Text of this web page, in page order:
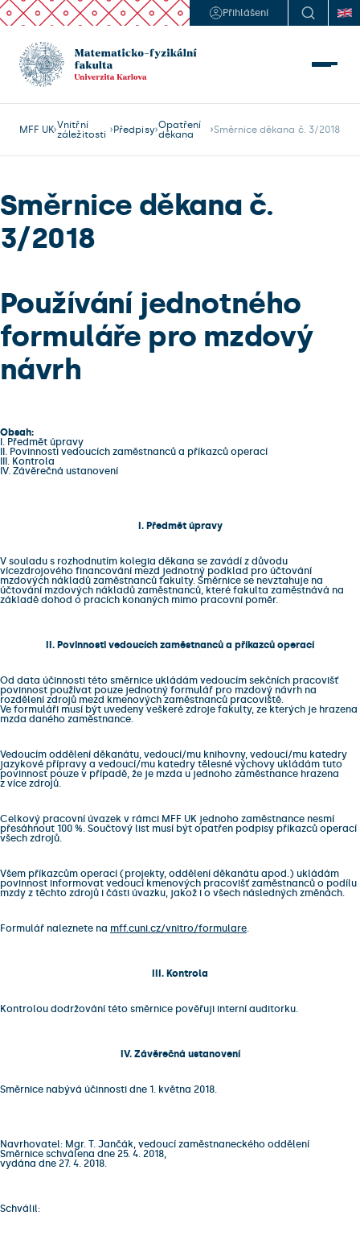
Přihlášení
MFF UK Vnitřní
záležitosti
Předpisy Opatření
děkana
Směrnice děkana č. 3/2018
Směrnice děkana č.
3/2018
Používání jednotného
formuláře pro mzdový
návrh
Obsah:
I. Předmět úpravy
II. Povinnosti vedoucích zaměstnanců a příkazců operací
III. Kontrola
IV. Závěrečná ustanovení
I. Předmět úpravy
V souladu s rozhodnutím kolegia děkana se zavádí z důvodu
vícezdrojového financování mezd jednotný podklad pro účtování
mzdových nákladů zaměstnanců fakulty. Směrnice se nevztahuje na
účtování mzdových nákladů zaměstnanců, které fakulta zaměstnává na
základě dohod o pracích konaných mimo pracovní poměr.
II. Povinnosti vedoucích zaměstnanců a příkazců operací
Od data účinnosti této směrnice ukládám vedoucím sekčních pracovišť
povinnost používat pouze jednotný formulář pro mzdový návrh na
rozdělení zdrojů mezd kmenových zaměstnanců pracoviště.
Ve formuláři musí být uvedeny veškeré zdroje fakulty, ze kterých je hrazena
mzda daného zaměstnance.
Vedoucím oddělení děkanátu, vedoucí/mu knihovny, vedoucí/mu katedry
jazykové přípravy a vedoucí/mu katedry tělesné výchovy ukládám tuto
povinnost pouze v případě, že je mzda u jednoho zaměstnance hrazena
z více zdrojů.
Celkový pracovní úvazek v rámci MFF UK jednoho zaměstnance nesmí
přesáhnout 100 %. Součtový list musí být opatřen podpisy příkazců operací
všech zdrojů.
Všem příkazcům operací (projekty, oddělení děkanátu apod.) ukládám
povinnost informovat vedoucí kmenových pracovišť zaměstnanců o podílu
mzdy z těchto zdrojů i části úvazku, jakož i o všech následných změnách.
Formulář naleznete na mff.cuni.cz/vnitro/formulare.
III. Kontrola
Kontrolou dodržování této směrnice pověřuji interní auditorku.
IV. Závěrečná ustanovení
Směrnice nabývá účinnosti dne 1. května 2018.
Navrhovatel: Mgr. T. Jančák, vedoucí zaměstnaneckého oddělení
Směrnice schválena dne 25. 4. 2018,
vydána dne 27. 4. 2018.
Schválil: